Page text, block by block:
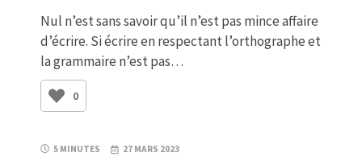
Nul n’est sans savoir qu’il n’est pas mince affaire
d’écrire. Si écrire en respectant l’orthographe et
la grammaire n’est pas…
0
5 MINUTES 27 MARS 2023